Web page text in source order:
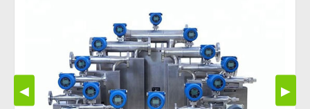
◀ ▶